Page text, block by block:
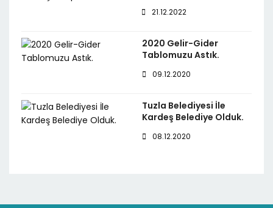
21.12.2022
2020 Gelir-Gider
Tablomuzu Astık.
09.12.2020
Tuzla Belediyesi İle
Kardeş Belediye Olduk.
08.12.2020